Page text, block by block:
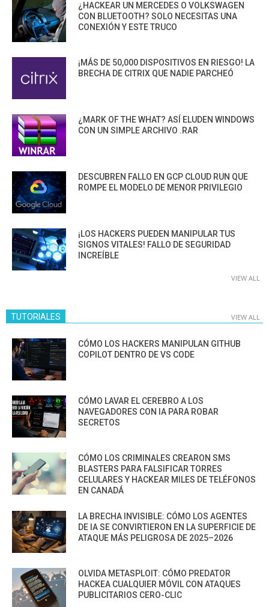
¿HACKEAR UN MERCEDES O VOLKSWAGEN
CON BLUETOOTH? SOLO NECESITAS UNA
CONEXIÓN Y ESTE TRUCO
¡MÁS DE 50,000 DISPOSITIVOS EN RIESGO! LA
BRECHA DE CITRIX QUE NADIE PARCHEÓ
¿MARK OF THE WHAT? ASÍ ELUDEN WINDOWS
CON UN SIMPLE ARCHIVO .RAR
DESCUBREN FALLO EN GCP CLOUD RUN QUE
ROMPE EL MODELO DE MENOR PRIVILEGIO
¡LOS HACKERS PUEDEN MANIPULAR TUS
SIGNOS VITALES! FALLO DE SEGURIDAD
INCREÍBLE
VIEW ALL
TUTORIALES VIEW ALL
CÓMO LOS HACKERS MANIPULAN GITHUB
COPILOT DENTRO DE VS CODE
CÓMO LAVAR EL CEREBRO A LOS
NAVEGADORES CON IA PARA ROBAR
SECRETOS
CÓMO LOS CRIMINALES CREARON SMS
BLASTERS PARA FALSIFICAR TORRES
CELULARES Y HACKEAR MILES DE TELÉFONOS
EN CANADÁ
LA BRECHA INVISIBLE: CÓMO LOS AGENTES
DE IA SE CONVIRTIERON EN LA SUPERFICIE DE
ATAQUE MÁS PELIGROSA DE 2025–2026
OLVIDA METASPLOIT: CÓMO PREDATOR
HACKEA CUALQUIER MÓVIL CON ATAQUES
PUBLICITARIOS CERO-CLIC